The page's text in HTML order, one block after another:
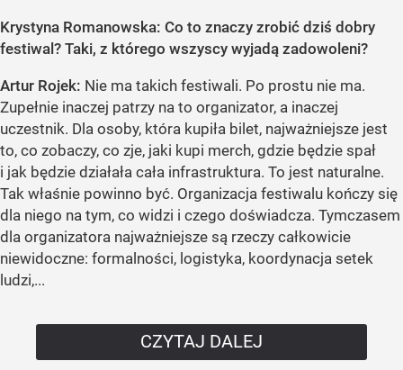
Krystyna Romanowska: Co to znaczy zrobić dziś dobry
festiwal? Taki, z którego wszyscy wyjadą zadowoleni?
Artur Rojek: Nie ma takich festiwali. Po prostu nie ma.
Zupełnie inaczej patrzy na to organizator, a inaczej
uczestnik. Dla osoby, która kupiła bilet, najważniejsze jest
to, co zobaczy, co zje, jaki kupi merch, gdzie będzie spał
i jak będzie działała cała infrastruktura. To jest naturalne.
Tak właśnie powinno być. Organizacja festiwalu kończy się
dla niego na tym, co widzi i czego doświadcza. Tymczasem
dla organizatora najważniejsze są rzeczy całkowicie
niewidoczne: formalności, logistyka, koordynacja setek
ludzi,...
CZYTAJ DALEJ